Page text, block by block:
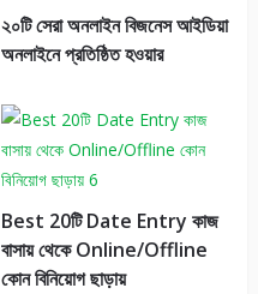
২০টি সেরা অনলাইন বিজনেস আইডিয়া
অনলাইনে প্রতিষ্ঠিত হওয়ার
Best 20টি Date Entry কাজ
বাসায় থেকে Online/Offline
কোন বিনিয়োগ ছাড়ায়